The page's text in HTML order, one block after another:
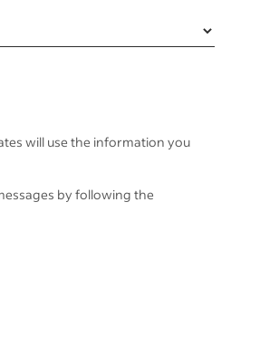
will use the information you
by following the